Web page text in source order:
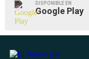
DISPONIBLE EN
Google Play